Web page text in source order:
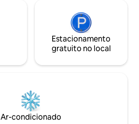
Estacionamento
gratuito no local
Ar-condicionado